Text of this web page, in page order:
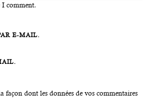
I comment.
E-MAIL.
façon dont les données de vos commentaires